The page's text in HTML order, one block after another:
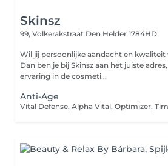
Skinsz
99, Volkerakstraat Den Helder 1784HD
Wil jij persoonlijke aandacht en kwaliteit
Dan ben je bij Skinsz aan het juiste
ervaring in de cosmeti...
Anti-Age